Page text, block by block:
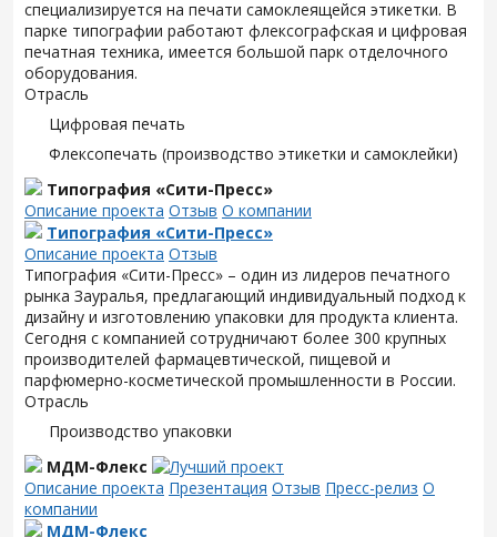
специализируется на печати самоклеящейся этикетки. В
парке типографии работают флексографская и цифровая
печатная техника, имеется большой парк отделочного
оборудования.
Отрасль
Цифровая печать
Флексопечать (производство этикетки и самоклейки)
Типография «Сити-Пресс»
Описание проекта Отзыв О компании
Типография «Сити-Пресс»
Описание проекта Отзыв
Типография «Сити-Пресс» – один из лидеров печатного
рынка Зауралья, предлагающий индивидуальный подход к
дизайну и изготовлению упаковки для продукта клиента.
Сегодня с компанией сотрудничают более 300 крупных
производителей фармацевтической, пищевой и
парфюмерно-косметической промышленности в России.
Отрасль
Производство упаковки
МДМ-Флекс
Описание проекта Презентация Отзыв Пресс-релиз О
компании
МДМ-Флекс